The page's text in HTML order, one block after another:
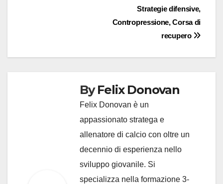
Strategie difensive,
Contropressione, Corsa di
recupero
ByFelix Donovan
Felix Donovan è un
appassionato stratega e
allenatore di calcio con oltre un
decennio di esperienza nello
sviluppo giovanile. Si
specializza nella formazione 3-